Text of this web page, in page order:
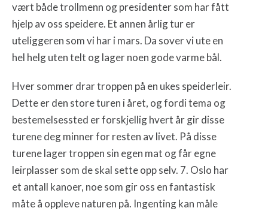
vært både trollmenn og presidenter som har fått
hjelp av oss speidere. Et annen årlig tur er
uteliggeren som vi har i mars. Da sover vi ute en
hel helg uten telt og lager noen gode varme bål.
Hver sommer drar troppen på en ukes speiderleir.
Dette er den store turen i året, og fordi tema og
bestemelsessted er forskjellig hvert år gir disse
turene deg minner for resten av livet. På disse
turene lager troppen sin egen mat og får egne
leirplasser som de skal sette opp selv. 7. Oslo har
et antall kanoer, noe som gir oss en fantastisk
måte å oppleve naturen på. Ingenting kan måle